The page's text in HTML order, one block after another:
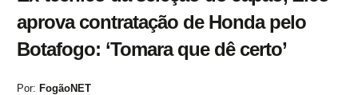
aprova contratação de Honda pelo
Botafogo: ‘Tomara que dê certo’
Por: FogãoNET